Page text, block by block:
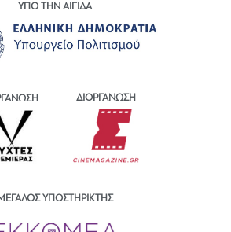
ΥΠΟ ΤΗΝ ΑΙΓΙΔΑ
ΔΙΟΡΓΑΝΩΣΗ
ΥΠΟΣΤΗΡΙΚΤΗΣ